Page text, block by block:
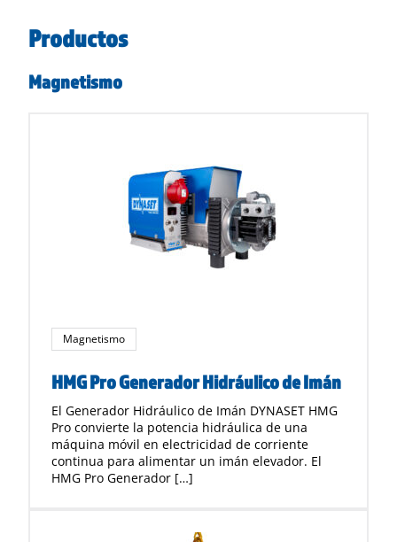
Productos
Magnetismo
Magnetismo
HMG Pro Generador Hidráulico de Imán
El Generador Hidráulico de Imán DYNASET HMG
Pro convierte la potencia hidráulica de una
máquina móvil en electricidad de corriente
continua para alimentar un imán elevador. El
HMG Pro Generador […]